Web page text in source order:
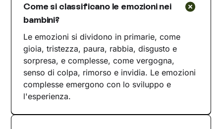
Come si classificano le emozioni nei
bambini?
Le emozioni si dividono in primarie, come
gioia, tristezza, paura, rabbia, disgusto e
sorpresa, e complesse, come vergogna,
senso di colpa, rimorso e invidia. Le emozioni
complesse emergono con lo sviluppo e
l'esperienza.